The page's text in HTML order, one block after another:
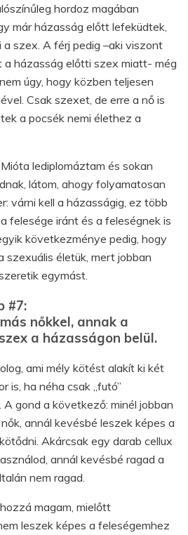
hordoz magában
már házasság előtt lefeküdtek,
a szex. A férj pedig –aki viszont
a házasság előtti szex miatt- még
úgy, hogy közben teljesen
Csak szexet, de erre a nő is
a pocsék nemi élethez a
lediplomáztam és sokan
látom, ahogy folyamatosan
várni kell a házasságig, ez több
felesége iránt és a feleségnek is
következménye pedig, hogy
szexuális életük, mert jobban
egymást.
#7:
nőkkel, annak a
a házasságon belül.
ami mély kötést alakít ki két
is, ha néha csak „futó”
A gond a következő: minél jobban
annál kevésbé leszek képes a
Akárcsak egy darab cellux
annál kevésbé ragad a
nem ragad.
magam, mielőtt
leszek képes a feleségemhez